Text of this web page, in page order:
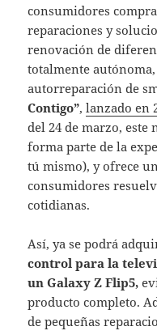
consumidores
reparaciones y
renovación de
totalmente
autorreparación de
Contigo”,lanzado en
del 24 de marzo, este
forma parte de la
tú mismo), y ofrece
consumidores
cotidianas. ​
Así, ya se podrá
control para la
un Galaxy Z Flip5,
producto completo.
de pequeñas